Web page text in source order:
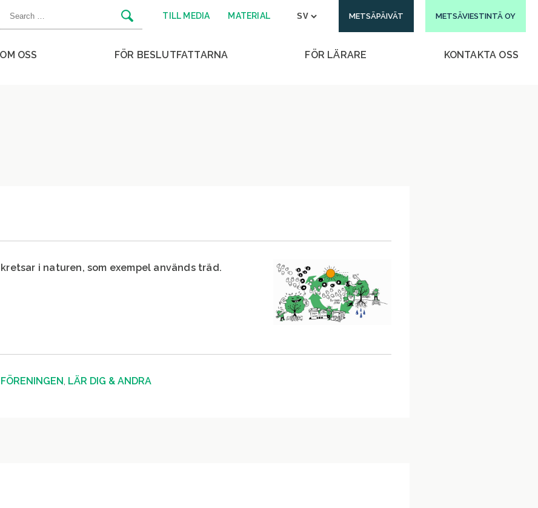
Search
for:
TILL MEDIA MATERIAL METSÄPÄIVÄT METSÄVIESTINTÄ OY
OM OSS FÖR BESLUTFATTARNA FÖR LÄRARE
KONTAKTA OSS
i naturen, som exempel används träd.
, LÄR DIG & ANDRA